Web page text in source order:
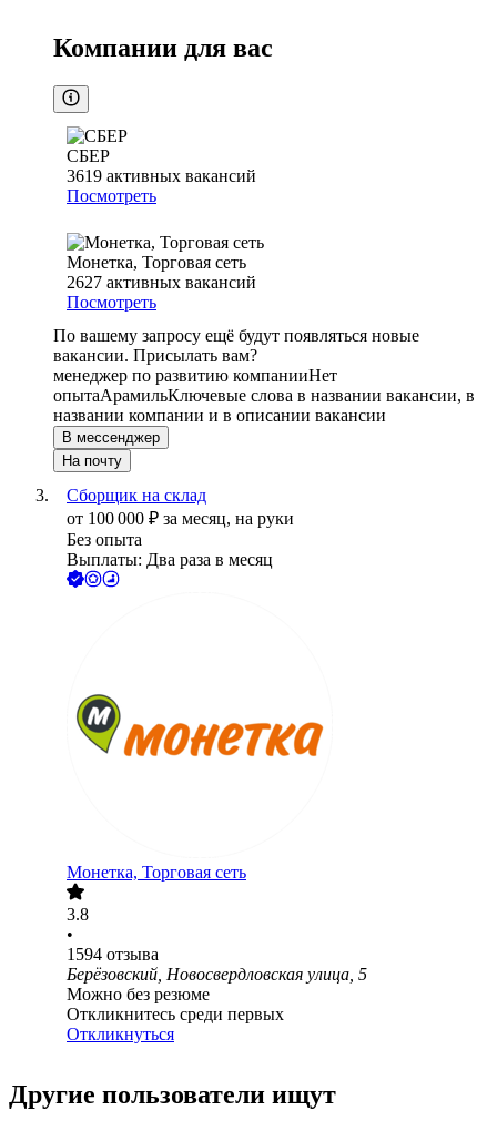
Компании для вас
СБЕР
3619 активных вакансий
Посмотреть
Монетка, Торговая сеть
2627 активных вакансий
Посмотреть
По вашему запросу ещё будут появляться новые
вакансии. Присылать вам?
менеджер по развитию компанииНет
опытаАрамильКлючевые слова в названии вакансии, в
названии компании и в описании вакансии
В мессенджер
На почту
Сборщик на склад
от 100 000 ₽ за месяц, на руки
Без опыта
Выплаты: Два раза в месяц
Монетка, Торговая сеть
3.8
•
1594 отзыва
Берёзовский, Новосвердловская улица, 5
Можно без резюме
Откликнитесь среди первых
Откликнуться
Другие пользователи ищут